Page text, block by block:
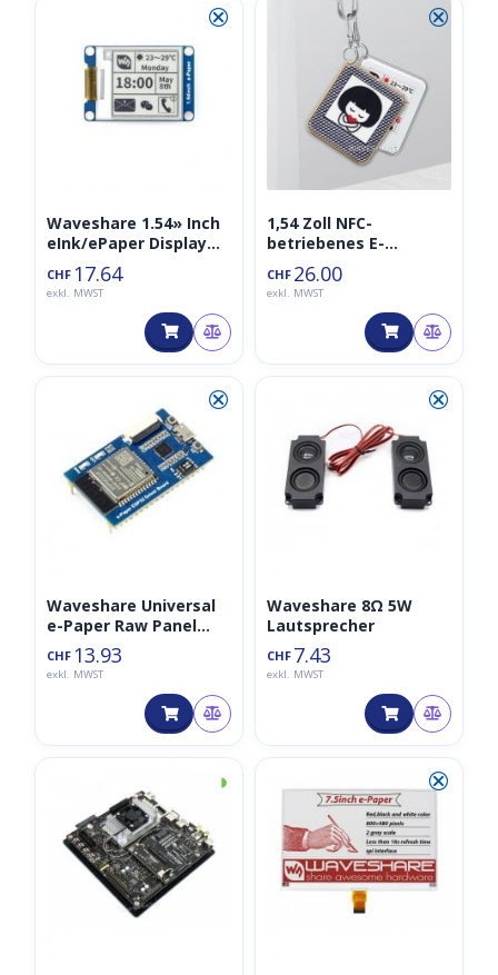
⮿
Waveshare 1.54» Inch
eInk/ePaper Display
200×200, schwarz-
weiss, Partial Refresh
CHF 17.64
exkl. MWST
⮿
1,54 Zoll NFC-
betriebenes E-
Paper/E-Ink Tag, keine
Batterie, kabellose
Stromversorgung
CHF 26.00
exkl. MWST
⮿
Waveshare Universal
e-Paper Raw Panel
Treiber Board, ESP32
WiFi / Bluetooth
Wireless
CHF 13.93
exkl. MWST
⮿
Waveshare 8Ω 5W
Lautsprecher
CHF 7.43
exkl. MWST
◑ ⮿